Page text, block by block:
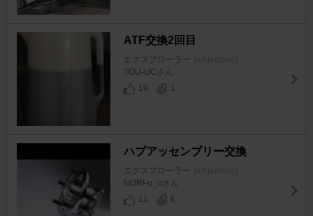
ATF交換2回目
エクスプローラー [5代目(U502)]
TOU-UCさん
19
1
ハブアッセンブリー交換
エクスプローラー [5代目(U502)]
NORI-u_uさん
11
6